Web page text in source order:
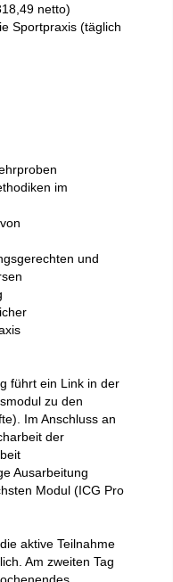
netto)
Sportpraxis (täglich
im
und
führt ein Link in der
zu den
Im Anschluss an
der
Ausarbeitung
Modul (ICG Pro
aktive Teilnahme
Am zweiten Tag